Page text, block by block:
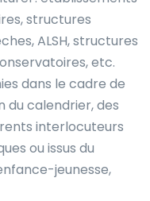
structures
ALSH, structures
etc.
dans le cadre de
du calendrier, des
interlocuteurs
ou issus du
jeunesse,